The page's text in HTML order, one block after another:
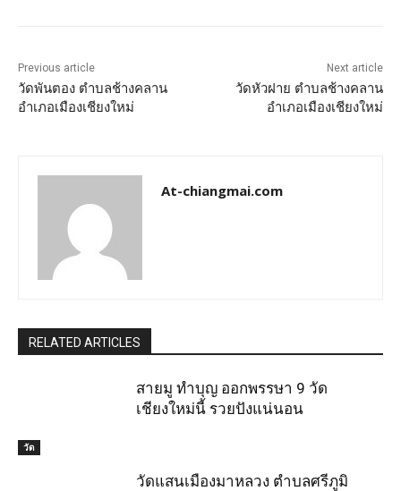
Previous article
วัดพันตอง ตำบลช้างคลาน
อำเภอเมืองเชียงใหม่
Next article
วัดหัวฝาย ตำบลช้างคลาน
อำเภอเมืองเชียงใหม่
At-chiangmai.com
RELATED ARTICLES
วัด
สายมู ทำบุญ ออกพรรษา 9 วัด
เชียงใหม่นี้ รวยปังแน่นอน
วัดแสนเมืองมาหลวง ตำบลศรีภูมิ